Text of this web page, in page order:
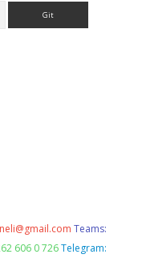
Teams:
606 0 726 Telegram: